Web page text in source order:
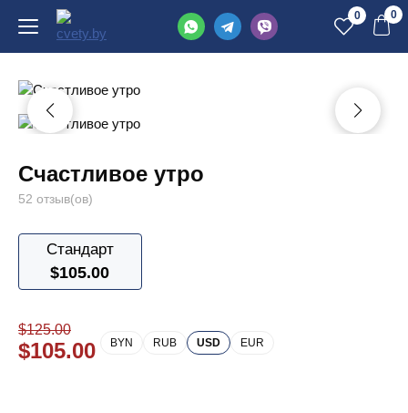
0 0
Счастливое утро
52 отзыв(ов)
Стандарт
$105.00
$105.00
$125.00
BYN RUB USD EUR